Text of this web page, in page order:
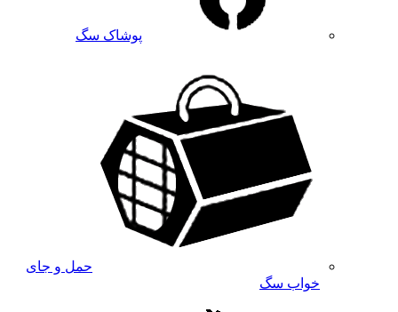
پوشاک سگ
حمل و جای
خواب سگ